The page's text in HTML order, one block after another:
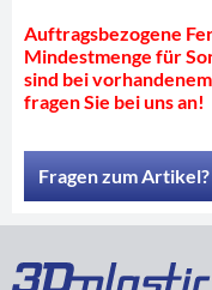
Auftragsbezogene
Mindestmenge für
sind bei
fragen Sie bei uns an!
Fragen zum Artikel?